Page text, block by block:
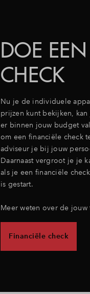
DOE
CHECK
Nu je de individuele
prijzen kunt bekijken,
er binnen jouw budget
om een financiële check
adviseur je bij jouw
Daarnaast vergroot je je
als je een financiële
is gestart.
Meer weten over de jouw
Financiële check